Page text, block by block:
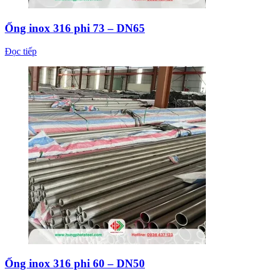
Ống inox 316 phi 73 – DN65
Đọc tiếp
Ống inox 316 phi 60 – DN50